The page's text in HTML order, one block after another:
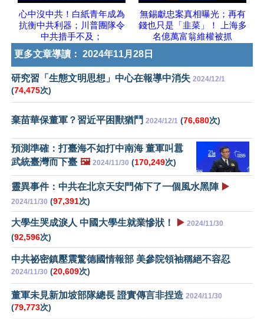
心中沒中共！白紙青年成為
抗衡中共利器；川普團隊令
中共措手不及；
無錫獻忠案真相曝光；再有
錢也只是「韭菜」！ 上海多
名億萬富翁維權被抓
更多文章導讀： 2024年11月28日
研究習「生態文明思想」中心在報導中消失 2024/12/1
(74,475次)
棄苗華保董軍？習近平困獸猶鬥 2024/12/1 (76,680次)
預測準確：打臺海不如打中南海 董軍叫囂
武統臺灣而下臺 🖼️ 2024/11/30 (170,249次)
靈異事件：中共在北京天安門佈下了一個風水黑陣 ▶️
2024/11/30 (97,391次)
大學生哭成淚人 中國大學生就業慘狀！ ▶️ 2024/11/30
(92,596次)
中共祕密鎮壓震驚德國情報部 美參院領袖稱絕不容忍
2024/11/30 (20,609次)
董軍未見新加坡部隊總長 證實傳言非捏造 2024/11/30
(79,773次)